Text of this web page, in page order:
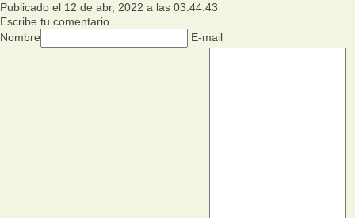
Publicado el 12 de abr, 2022 a las 03:44:43
Escribe tu comentario
Nombre
E-mail